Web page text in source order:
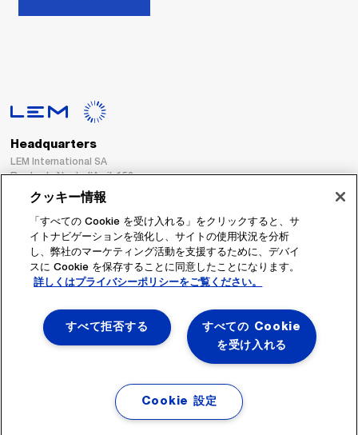
Headquarters
LEM International SA
Route du Nant-d’Avril, 152
1217 Meyrin
Switzerland
Tel. :
+41 22 706 11 11
Fax : +41 22 794 94 78
フォローする
クッキー情報
「すべての Cookie を受け入れる」をクリックすると、サ
イトナビゲーションを強化し、サイトの使用状況を分析
し、弊社のマーケティング活動を支援するために、デバイ
スに Cookie を保存することに同意したことになります。
詳しくはプライバシーポリシーをご覧ください。
すべての Cookie
を受け入れる
すべて拒否する
Cookie 設定